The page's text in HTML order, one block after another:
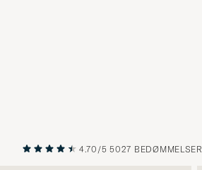
4.70/5 5027 BEDØMMELSER